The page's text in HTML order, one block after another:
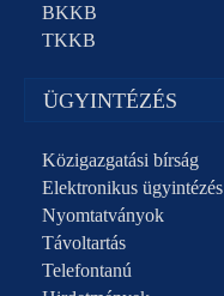
BKKB
TKKB
ÜGYINTÉZÉS
Közigazgatási bírság
Elektronikus ügyintézés
Nyomtatványok
Távoltartás
Telefontanú